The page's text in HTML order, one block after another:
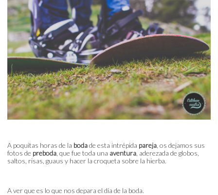
A poquitas horas de la bodade esta intrépida pareja , os dejamos sus
fotos de preboda , que fue toda una aventura , aderezada de globos,
saltos, risas, guaus y hacer la croqueta sobre la hierba.
A ver que es lo que nos depara el día de la boda.